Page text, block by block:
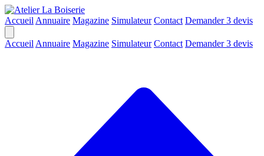
Accueil Annuaire Magazine Simulateur Contact Demander 3 devis
Accueil Annuaire Magazine Simulateur Contact Demander 3 devis